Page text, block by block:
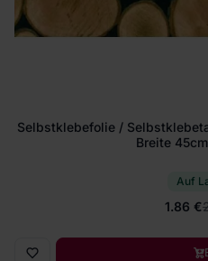
Selbstklebefolie /
Breite
Auf
1.86 €